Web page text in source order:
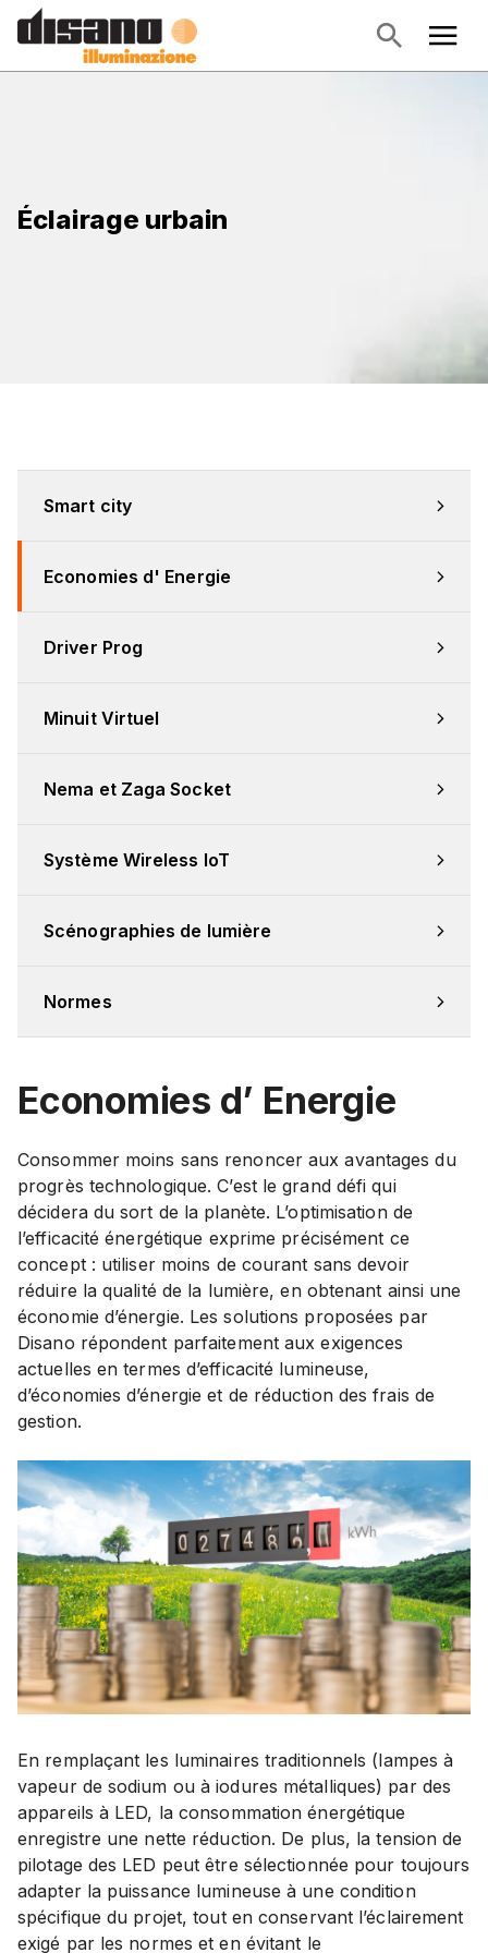
Éclairage urbain
Smart city
Economies d' Energie
Driver Prog
Minuit Virtuel
Nema et Zaga Socket
Système Wireless IoT
Scénographies de lumière
Normes
Economies d’ Energie
Consommer moins sans renoncer aux avantages du
progrès technologique. C’est le grand défi qui
décidera du sort de la planète. L’optimisation de
l’efficacité énergétique exprime précisément ce
concept : utiliser moins de courant sans devoir
réduire la qualité de la lumière, en obtenant ainsi une
économie d’énergie. Les solutions proposées par
Disano répondent parfaitement aux exigences
actuelles en termes d’efficacité lumineuse,
d’économies d’énergie et de réduction des frais de
gestion.
En remplaçant les luminaires traditionnels (lampes à
vapeur de sodium ou à iodures métalliques) par des
appareils à LED, la consommation énergétique
enregistre une nette réduction. De plus, la tension de
pilotage des LED peut être sélectionnée pour toujours
adapter la puissance lumineuse à une condition
spécifique du projet, tout en conservant l’éclairement
exigé par les normes et en évitant le